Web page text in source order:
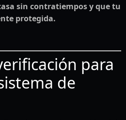
sin contratiempos y que tu
protegida.
para
de